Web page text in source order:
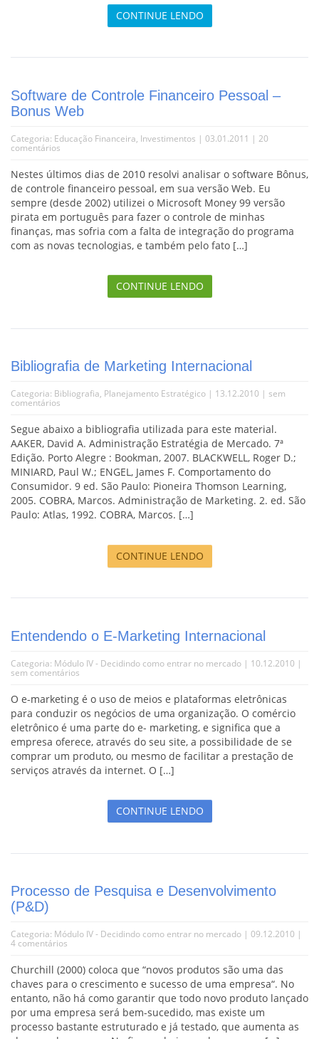
CONTINUE LENDO
Software de Controle Financeiro Pessoal –
Bonus Web
Categoria: Educação Financeira, Investimentos | 03.01.2011 | 20
comentários
Nestes últimos dias de 2010 resolvi analisar o software Bônus,
de controle financeiro pessoal, em sua versão Web. Eu
sempre (desde 2002) utilizei o Microsoft Money 99 versão
pirata em português para fazer o controle de minhas
finanças, mas sofria com a falta de integração do programa
com as novas tecnologias, e também pelo fato […]
CONTINUE LENDO
Bibliografia de Marketing Internacional
Categoria: Bibliografia, Planejamento Estratégico | 13.12.2010 | sem
comentários
Segue abaixo a bibliografia utilizada para este material.
AAKER, David A. Administração Estratégia de Mercado. 7ª
Edição. Porto Alegre : Bookman, 2007. BLACKWELL, Roger D.;
MINIARD, Paul W.; ENGEL, James F. Comportamento do
Consumidor. 9 ed. São Paulo: Pioneira Thomson Learning,
2005. COBRA, Marcos. Administração de Marketing. 2. ed. São
Paulo: Atlas, 1992. COBRA, Marcos. […]
CONTINUE LENDO
Entendendo o E-Marketing Internacional
Categoria: Módulo IV - Decidindo como entrar no mercado | 10.12.2010 |
sem comentários
O e-marketing é o uso de meios e plataformas eletrônicas
para conduzir os negócios de uma organização. O comércio
eletrônico é uma parte do e- marketing, e significa que a
empresa oferece, através do seu site, a possibilidade de se
comprar um produto, ou mesmo de facilitar a prestação de
serviços através da internet. O […]
CONTINUE LENDO
Processo de Pesquisa e Desenvolvimento
(P&D)
Categoria: Módulo IV - Decidindo como entrar no mercado | 09.12.2010 |
4 comentários
Churchill (2000) coloca que “novos produtos são uma das
chaves para o crescimento e sucesso de uma empresa“. No
entanto, não há como garantir que todo novo produto lançado
por uma empresa será bem-sucedido, mas existe um
processo bastante estruturado e já testado, que aumenta as